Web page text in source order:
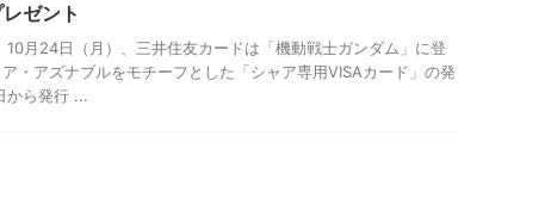
ゼント
10月24日（月）、三井住友カードは「機動戦士ガンダム」に登
・アズナブルをモチーフとした「シャア専用VISAカード」の発
から発行 ...